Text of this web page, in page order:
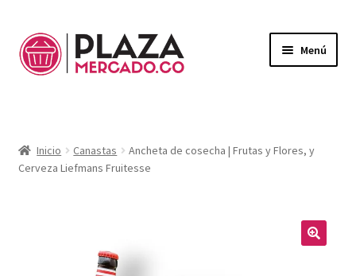
Menú
hijo
¿Necesitas ayuda?
el
Mi Carrito
Inicio Canastas
Ancheta de cosecha | Frutas y Flores, y
Cerveza Liefmans Fruitesse